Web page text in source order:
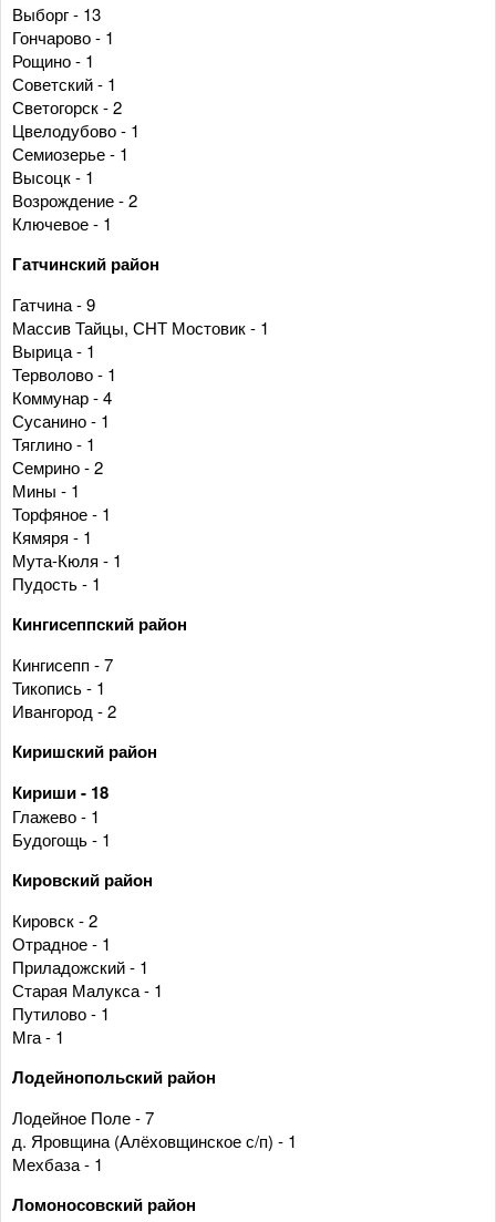
Выборг - 13
Гончарово - 1
Рощино - 1
Советский - 1
Светогорск - 2
Цвелодубово - 1
Семиозерье - 1
Высоцк - 1
Возрождение - 2
Ключевое - 1
Гатчинский район
Гатчина - 9
Массив Тайцы, СНТ Мостовик - 1
Вырица - 1
Терволово - 1
Коммунар - 4
Сусанино - 1
Тяглино - 1
Семрино - 2
Мины - 1
Торфяное - 1
Кямяря - 1
Мута-Кюля - 1
Пудость - 1
Кингисеппский район
Кингисепп - 7
Тикопись - 1
Ивангород - 2
Киришский район
Кириши - 18
Глажево - 1
Будогощь - 1
Кировский район
Кировск - 2
Отрадное - 1
Приладожский - 1
Старая Малукса - 1
Путилово - 1
Мга - 1
Лодейнопольский район
Лодейное Поле - 7
д. Яровщина (Алёховщинское с/п) - 1
Мехбаза - 1
Ломоносовский район